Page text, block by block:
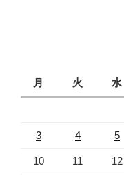
月
火 水
3 4 5
10 11 12